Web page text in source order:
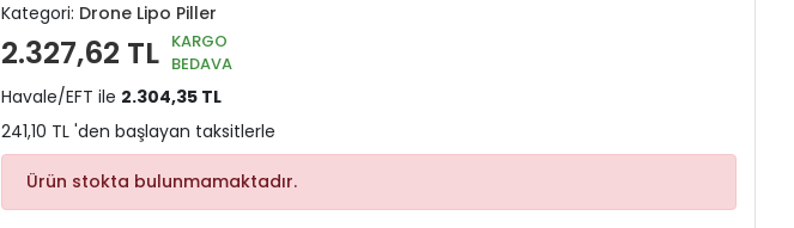
Kategori: Drone Lipo Piller
2.327,62 TL KARGO
BEDAVA
Havale/EFT ile 2.304,35 TL
241,10 TL 'den başlayan taksitlerle
Ürün stokta bulunmamaktadır.